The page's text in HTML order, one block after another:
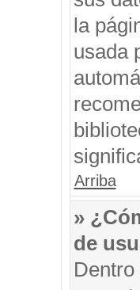
la
usada
Arriba
»
de